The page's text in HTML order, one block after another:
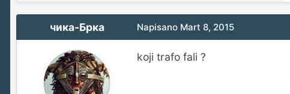
чика-Брка Napisano Mart 8, 2015
koji trafo fali ?